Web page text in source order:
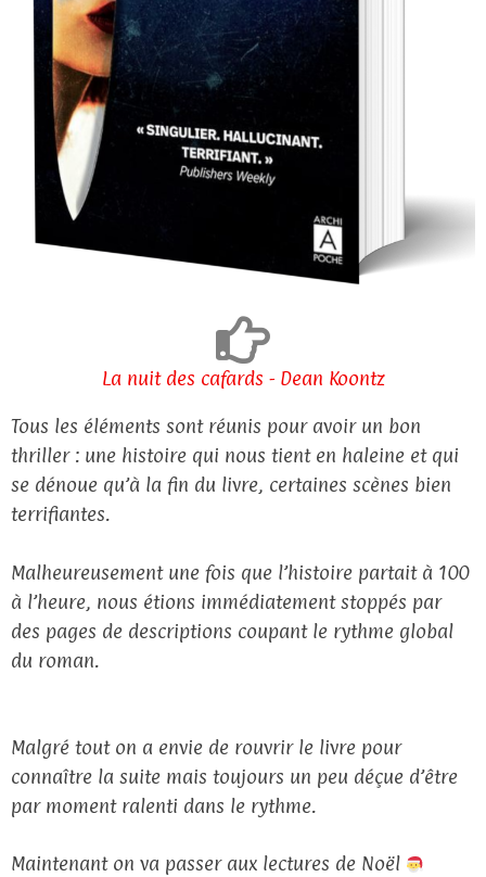
La nuit des cafards - Dean Koontz
Tous les éléments sont réunis pour avoir un bon
thriller : une histoire qui nous tient en haleine et qui
se dénoue qu’à la fin du livre, certaines scènes bien
terrifiantes.
Malheureusement une fois que l’histoire partait à 100
à l’heure, nous étions immédiatement stoppés par
des pages de descriptions coupant le rythme global
du roman.
Malgré tout on a envie de rouvrir le livre pour
connaître la suite mais toujours un peu déçue d’être
par moment ralenti dans le rythme.
Maintenant on va passer aux lectures de Noël